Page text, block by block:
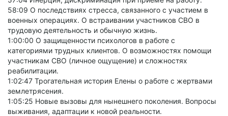
58:09 О последствиях стресса, связанного с участием в
военных операциях. О встраивании участников СВО в
трудовую деятельность и обычную жизнь.
1:00:00 О защищенности психологов в работе с
категориями трудных клиентов. О возможностях помощи
участникам СВО (личное ощущение) и сложностях
реабилитации.
1:02:47 Трогательная история Елены о работе с жертвами
землетрясения.
1:05:25 Новые вызовы для нынешнего поколения. Вопросы
выживания, адаптации к новой реальности.